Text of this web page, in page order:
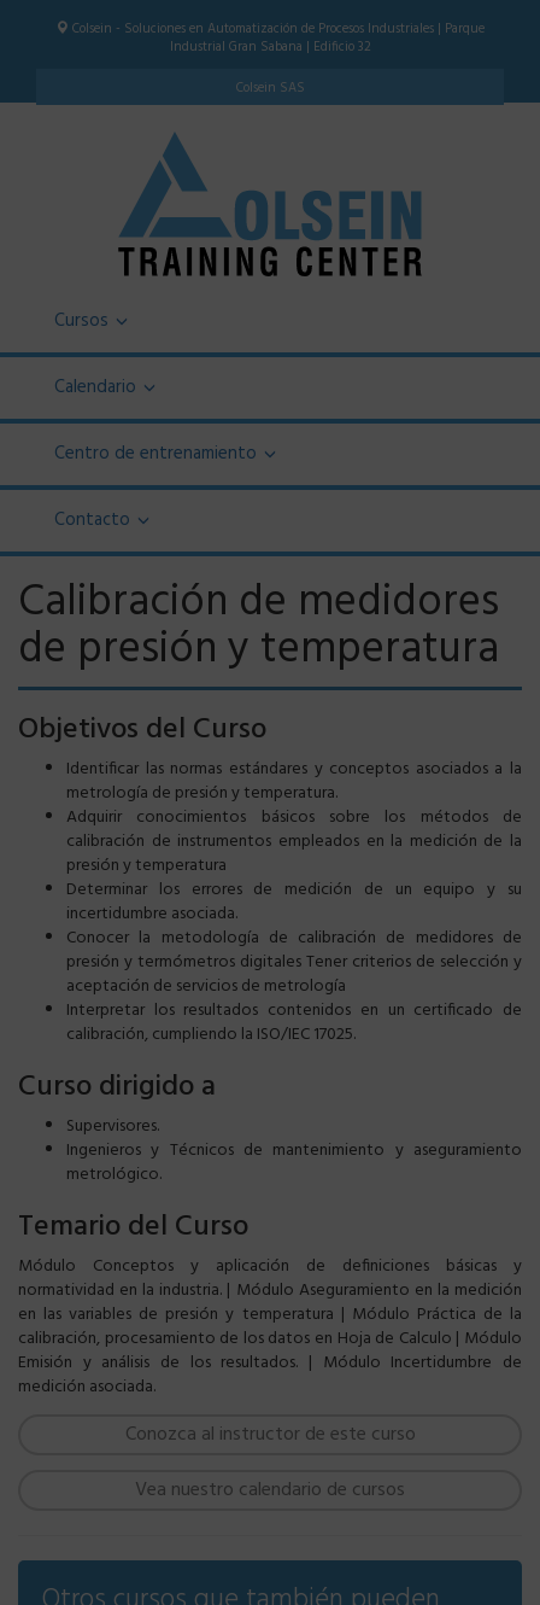
Colsein - Soluciones en Automatización de Procesos Industriales | Parque
Industrial Gran Sabana | Edificio 32
Colsein SAS
Cursos
Calendario
Centro de entrenamiento
Contacto
Calibración de medidores
de presión y temperatura
Objetivos del Curso
Identificar las normas estándares y conceptos asociados a la
metrología de presión y temperatura.
Adquirir conocimientos básicos sobre los métodos de
calibración de instrumentos empleados en la medición de la
presión y temperatura
Determinar los errores de medición de un equipo y su
incertidumbre asociada.
Conocer la metodología de calibración de medidores de
presión y termómetros digitales Tener criterios de selección y
aceptación de servicios de metrología
Interpretar los resultados contenidos en un certificado de
calibración, cumpliendo la ISO/IEC 17025.
Curso dirigido a
Supervisores.
Ingenieros y Técnicos de mantenimiento y aseguramiento
metrológico.
Temario del Curso
Módulo Conceptos y aplicación de definiciones básicas y
normatividad en la industria. | Módulo Aseguramiento en la medición
en las variables de presión y temperatura | Módulo Práctica de la
calibración, procesamiento de los datos en Hoja de Calculo | Módulo
Emisión y análisis de los resultados. | Módulo Incertidumbre de
medición asociada.
Conozca al instructor de este curso
Vea nuestro calendario de cursos